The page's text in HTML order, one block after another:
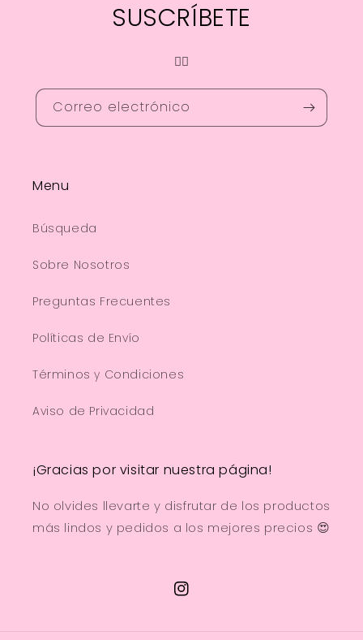
SUSCRÍBETE
❤️‍🔥
Correo electrónico
Menu
Búsqueda
Sobre Nosotros
Preguntas Frecuentes
Políticas de Envío
Términos y Condiciones
Aviso de Privacidad
¡Gracias por visitar nuestra página!
No olvides llevarte y disfrutar de los productos
más lindos y pedidos a los mejores precios 😍
Instagram